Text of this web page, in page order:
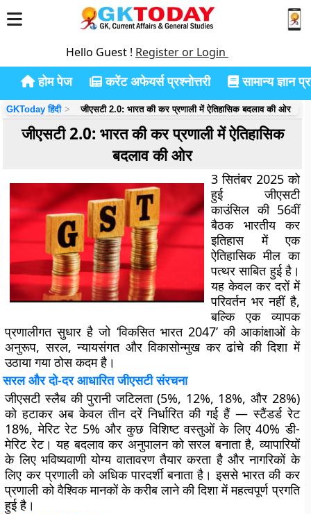
Hello Guest ! Register or Login
होम पेज करेंट अफेयर्स प्रश्नोत्तरी सामान्य ज्ञान
GKToday हिंदी जीएसटी 2.0: भारत की कर प्रणाली में ऐतिहासिक बदलाव की ओर
जीएसटी 2.0: भारत की कर प्रणाली में ऐतिहासिक
बदलाव की ओर
3 सितंबर 2025 को
हुई जीएसटी
काउंसिल की 56वीं
बैठक भारतीय कर
इतिहास में एक
ऐतिहासिक मील का
पत्थर साबित हुई है।
यह केवल कर दरों में
परिवर्तन भर नहीं है,
बल्कि एक व्यापक
प्रणालीगत सुधार है जो ‘विकसित भारत 2047’ की आकांक्षाओं के
अनुरूप, सरल, न्यायसंगत और विकासोन्मुख कर ढांचे की दिशा में
उठाया गया ठोस कदम है।
सरल और दो-दर आधारित जीएसटी संरचना
जीएसटी स्लैब की पुरानी जटिलता (5%, 12%, 18%, और 28%)
को हटाकर अब केवल तीन दरें निर्धारित की गई हैं — स्टैंडर्ड रेट
18%, मेरिट रेट 5% और कुछ विशिष्ट वस्तुओं के लिए 40% डी-
मेरिट रेट। यह बदलाव कर अनुपालन को सरल बनाता है, व्यापारियों
के लिए भविष्यवाणी योग्य वातावरण तैयार करता है और नागरिकों के
लिए कर प्रणाली को अधिक पारदर्शी बनाता है। इससे भारत की कर
प्रणाली को वैश्विक मानकों के करीब लाने की दिशा में महत्वपूर्ण प्रगति
हुई है।